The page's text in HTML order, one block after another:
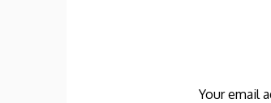
Your email